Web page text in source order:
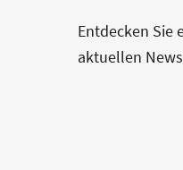
Entdecken Sie
aktuellen